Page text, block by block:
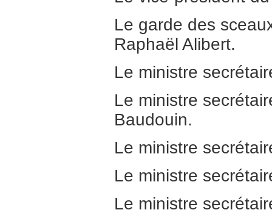
Le garde des
Raphaël Alibert.
Le ministre
Le ministre
Baudouin.
Le ministre
Le ministre
Le ministre